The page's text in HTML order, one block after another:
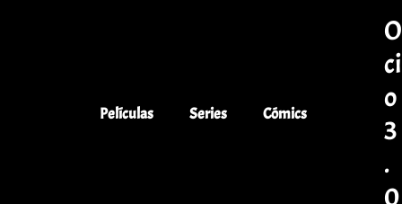
Películas Series Cómics
O
ci
o
3
.
0